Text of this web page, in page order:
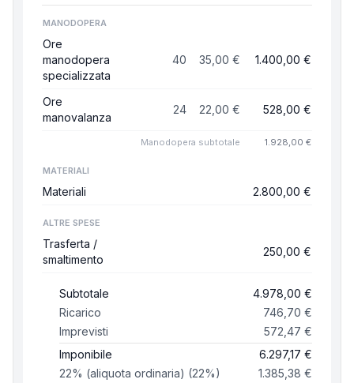
MANODOPERA
Ore
manodopera
specializzata
40 35,00 € 1.400,00 €
Ore
manovalanza
24 22,00 € 528,00 €
Manodopera subtotale 1.928,00 €
MATERIALI
Materiali 2.800,00 €
ALTRE SPESE
Trasferta /
smaltimento
250,00 €
Subtotale
4.978,00 €
Ricarico
746,70 €
Imprevisti
572,47 €
Imponibile
6.297,17 €
22% (aliquota ordinaria) (22%)
1.385,38 €